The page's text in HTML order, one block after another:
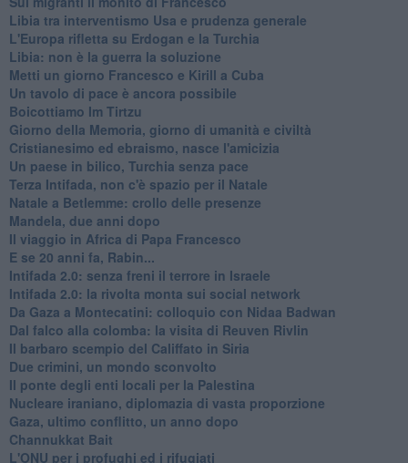
Libia tra interventismo Usa e prudenza generale
L'Europa rifletta su Erdogan e la Turchia
Libia: non è la guerra la soluzione
Metti un giorno Francesco e Kirill a Cuba
Un tavolo di pace è ancora possibile
Boicottiamo Im Tirtzu
Giorno della Memoria, giorno di umanità e civiltà
Cristianesimo ed ebraismo, nasce l'amicizia
Un paese in bilico, Turchia senza pace
Terza Intifada, non c'è spazio per il Natale
Natale a Betlemme: crollo delle presenze
Mandela, due anni dopo
Il viaggio in Africa di Papa Francesco
E se 20 anni fa, Rabin...
Intifada 2.0: senza freni il terrore in Israele
Intifada 2.0: la rivolta monta sui social network
Da Gaza a Montecatini: colloquio con Nidaa Badwan
Dal falco alla colomba: la visita di Reuven Rivlin
Il barbaro scempio del Califfato in Siria
Due crimini, un mondo sconvolto
Il ponte degli enti locali per la Palestina
Nucleare iraniano, diplomazia di vasta proporzione
Gaza, ultimo conflitto, un anno dopo
Channukkat Bait
L'ONU per i profughi ed i rifugiati